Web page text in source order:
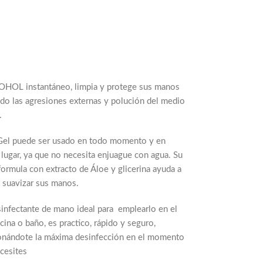
instantáneo, limpia y protege sus manos
las agresiones externas y polución del medio
puede ser usado en todo momento y en
ya que no necesita enjuague con agua. Su
con extracto de Áloe y glicerina ayuda a
sus manos.
de mano ideal para emplearlo en el
o baño, es practico, rápido y seguro,
la máxima desinfección en el momento